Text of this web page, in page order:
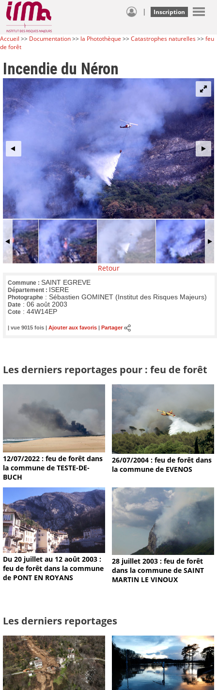
| Inscription
Accueil >> Documentation>> la Photothèque >>Catastrophes naturelles>>feu
de forêt
Incendie du Néron
Retour
Commune : SAINT EGREVE
Département : ISERE
Photographe : Sébastien GOMINET (Institut des Risques Majeurs)
Date : 06 août 2003
Cote : 44W14EP
| vue 9015 fois | Ajouter aux favoris Partager
Les derniers reportages pour : feu de forêt
12/07/2022 : feu de forêt dans
la commune de TESTE-DE-
BUCH
26/07/2004 : feu de forêt dans
la commune de EVENOS
Du 20 juillet au 12 août 2003 :
feu de forêt dans la commune
de PONT EN ROYANS
28 juillet 2003 : feu de forêt
dans la commune de SAINT
MARTIN LE VINOUX
Les derniers reportages